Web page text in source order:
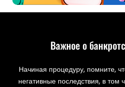
Важное о
Начиная процедуру, помните,
негативные последствия, в том